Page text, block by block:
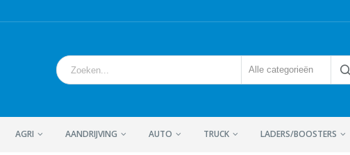
Alle categorieën
AGRI AANDRIJVING AUTO TRUCK LADERS/BOOSTERS